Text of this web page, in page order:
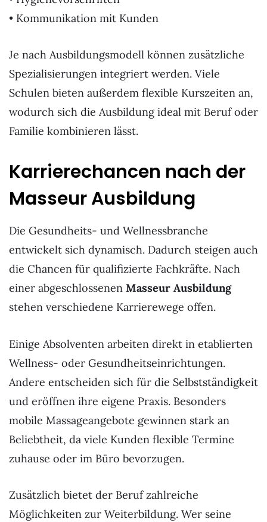
• Kommunikation mit Kunden
Je nach Ausbildungsmodell können zusätzliche
Spezialisierungen integriert werden. Viele
Schulen bieten außerdem flexible Kurszeiten an,
wodurch sich die Ausbildung ideal mit Beruf oder
Familie kombinieren lässt.
Karrierechancen nach der
Masseur Ausbildung
Die Gesundheits- und Wellnessbranche
entwickelt sich dynamisch. Dadurch steigen auch
die Chancen für qualifizierte Fachkräfte. Nach
einer abgeschlossenen Masseur Ausbildung
stehen verschiedene Karrierewege offen.
Einige Absolventen arbeiten direkt in etablierten
Wellness- oder Gesundheitseinrichtungen.
Andere entscheiden sich für die Selbstständigkeit
und eröffnen ihre eigene Praxis. Besonders
mobile Massageangebote gewinnen stark an
Beliebtheit, da viele Kunden flexible Termine
zuhause oder im Büro bevorzugen.
Zusätzlich bietet der Beruf zahlreiche
Möglichkeiten zur Weiterbildung. Wer seine